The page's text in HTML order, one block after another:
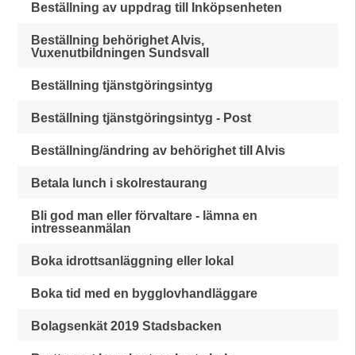
Beställning av uppdrag till Inköpsenheten
Beställning behörighet Alvis,
Vuxenutbildningen Sundsvall
Beställning tjänstgöringsintyg
Beställning tjänstgöringsintyg - Post
Beställning/ändring av behörighet till Alvis
Betala lunch i skolrestaurang
Bli god man eller förvaltare - lämna en
intresseanmälan
Boka idrottsanläggning eller lokal
Boka tid med en bygglovhandläggare
Bolagsenkät 2019 Stadsbacken